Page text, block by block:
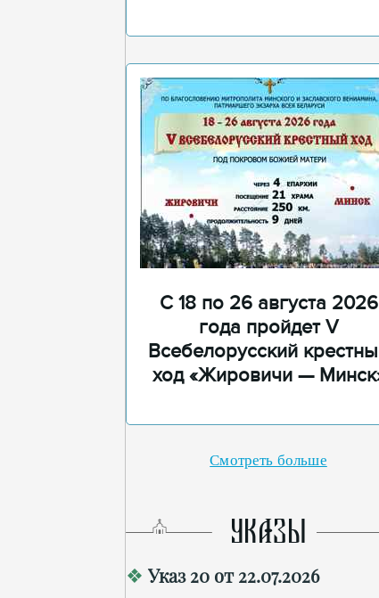
С 18 по 26 августа 2026
года пройдет V
Всебелорусский
ход «Жировичи —
Смотреть больше
УКАЗЫ
Указ 20 от 22.07.2026